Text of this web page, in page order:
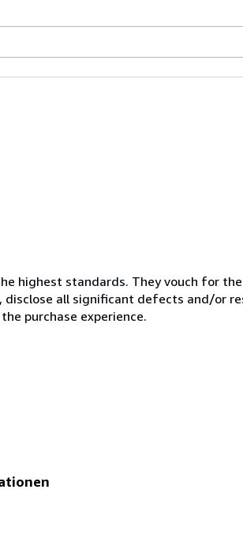
highest standards. They vouch for
all significant defects and/or
purchase experience.